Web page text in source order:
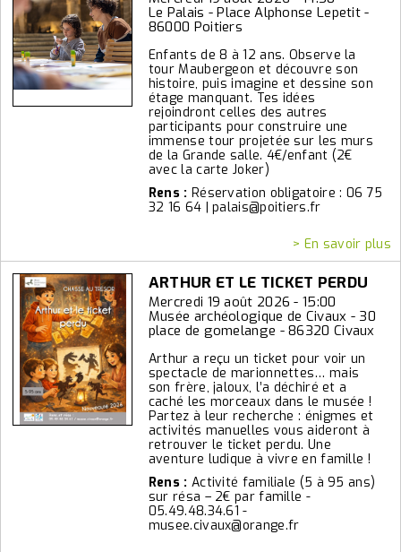
Le Palais - Place Alphonse Lepetit -
86000 Poitiers
Enfants de 8 à 12 ans. Observe la
tour Maubergeon et découvre son
histoire, puis imagine et dessine son
étage manquant. Tes idées
rejoindront celles des autres
participants pour construire une
immense tour projetée sur les murs
de la Grande salle. 4€/enfant (2€
avec la carte Joker)
Rens : Réservation obligatoire : 06 75
32 16 64 | palais@poitiers.fr
> En savoir plus
ARTHUR ET LE TICKET PERDU
Mercredi 19 août 2026 - 15:00
Musée archéologique de Civaux - 30
place de gomelange - 86320 Civaux
Arthur a reçu un ticket pour voir un
spectacle de marionnettes… mais
son frère, jaloux, l’a déchiré et a
caché les morceaux dans le musée !
Partez à leur recherche : énigmes et
activités manuelles vous aideront à
retrouver le ticket perdu. Une
aventure ludique à vivre en famille !
Rens : Activité familiale (5 à 95 ans)
sur résa – 2€ par famille -
05.49.48.34.61 -
musee.civaux@orange.fr